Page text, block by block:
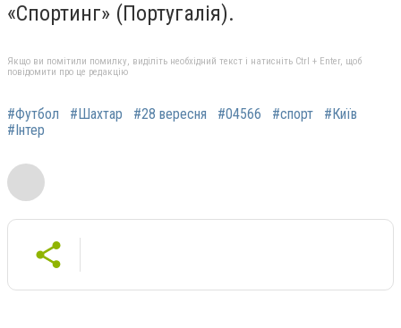
«Спортинг» (Португалія).
Якщо ви помітили помилку, виділіть необхідний текст і натисніть Ctrl + Enter, щоб
повідомити про це редакцію
#Футбол #Шахтар #28 вересня #04566 #спорт
#Київ
#Інтер